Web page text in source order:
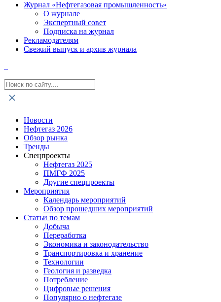
Журнал «Нефтегазовая промышленность»
О журнале
Экспертный совет
Подписка на журнал
Рекламодателям
Свежий выпуск и архив журнала
Новости
Нефтегаз 2026
Обзор рынка
Тренды
Спецпроекты
Нефтегаз 2025
ПМГФ 2025
Другие спецпроекты
Мероприятия
Календарь мероприятий
Обзор прошедших мероприятий
Статьи по темам
Добыча
Переработка
Экономика и законодательство
Транспортировка и хранение
Технологии
Геология и разведка
Потребление
Цифровые решения
Популярно о нефтегазе